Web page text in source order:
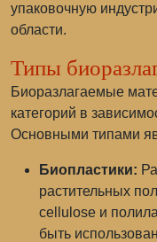
упаковочную
области.
Типы
Биоразлагаемые
категорий в
Основными типами
Биопластики:
растительных
cellulose и
быть